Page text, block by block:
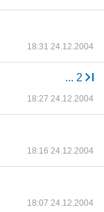
18:31 24.12.2004
... 2
18:27 24.12.2004
18:16 24.12.2004
18:07 24.12.2004